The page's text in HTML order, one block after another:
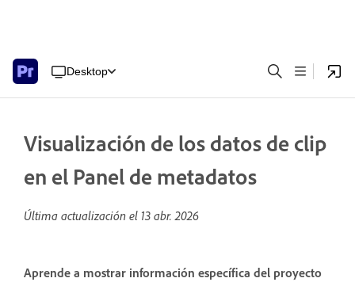
Desktop
Visualización de los datos de clip
en el Panel de metadatos
Última actualización el 13 abr. 2026
Aprende a mostrar información específica del proyecto